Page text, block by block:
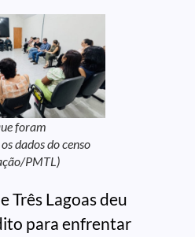
foram
dados do censo
PMTL)
Três Lagoas deu
para enfrentar